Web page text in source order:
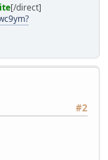
[/direct]
#2